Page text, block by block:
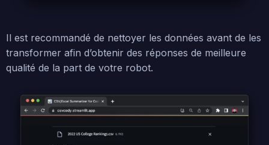
Il est recommandé de nettoyer les données avant de les
transformer afin d’obtenir des réponses de meilleure
qualité de la part de votre robot.